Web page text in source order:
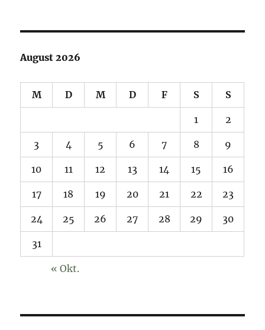
August 2026
M D M D F S S
1 2
3 4 5 6 7 8 9
10 11 12 13 14 15 16
17 18 19 20 21 22 23
24 25 26 27 28 29 30
31
« Okt.